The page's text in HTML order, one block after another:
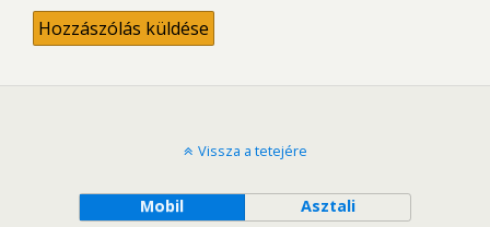
Vissza a tetejére
Mobil Asztali